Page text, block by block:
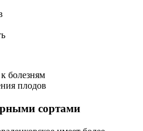
болезням
плодов
сортами